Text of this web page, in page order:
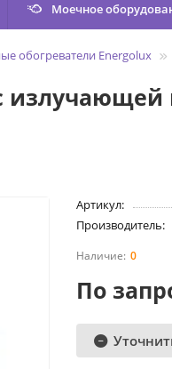
Моечное
обогреватели Energolux
Артикул:
Производитель:
0
По